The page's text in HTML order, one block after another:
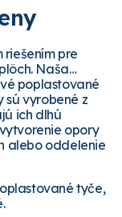
pre
Naša
poplastované
sú vyrobené z
ich dlhú
opory
alebo oddelenie
tyče,